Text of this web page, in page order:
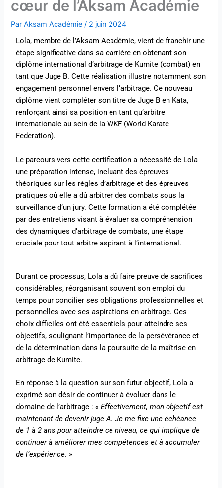
cœur de l’Aksam Académie
ParAksam Académie/ 2 juin 2024
Lola, membre de l’Aksam Académie, vient de franchir une
étape significative dans sa carrière en obtenant son
diplôme international d’arbitrage de Kumite (combat) en
tant que Juge B. Cette réalisation illustre notamment son
engagement personnel envers l’arbitrage. Ce nouveau
diplôme vient compléter son titre de Juge B en Kata,
renforçant ainsi sa position en tant qu’arbitre
internationale au sein de la WKF (World Karate
Federation).
Le parcours vers cette certification a nécessité de Lola
une préparation intense, incluant des épreuves
théoriques sur les règles d’arbitrage et des épreuves
pratiques où elle a dû arbitrer des combats sous la
surveillance d’un jury. Cette formation a été complétée
par des entretiens visant à évaluer sa compréhension
des dynamiques d’arbitrage de combats, une étape
cruciale pour tout arbitre aspirant à l’international.
Durant ce processus, Lola a dû faire preuve de sacrifices
considérables, réorganisant souvent son emploi du
temps pour concilier ses obligations professionnelles et
personnelles avec ses aspirations en arbitrage. Ces
choix difficiles ont été essentiels pour atteindre ses
objectifs, soulignant l’importance de la persévérance et
de la détermination dans la poursuite de la maîtrise en
arbitrage de Kumite.
En réponse à la question sur son futur objectif, Lola a
exprimé son désir de continuer à évoluer dans le
domaine de l’arbitrage :« Effectivement, mon objectif est
maintenant de devenir juge A. Je me fixe une échéance
de 1 à 2 ans pour atteindre ce niveau, ce qui implique de
continuer à améliorer mes compétences et à accumuler
de l’expérience. »